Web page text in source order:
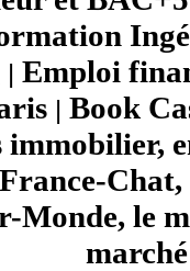
| Emploi
| Book
immobilier,
France-Chat,
Monde, le